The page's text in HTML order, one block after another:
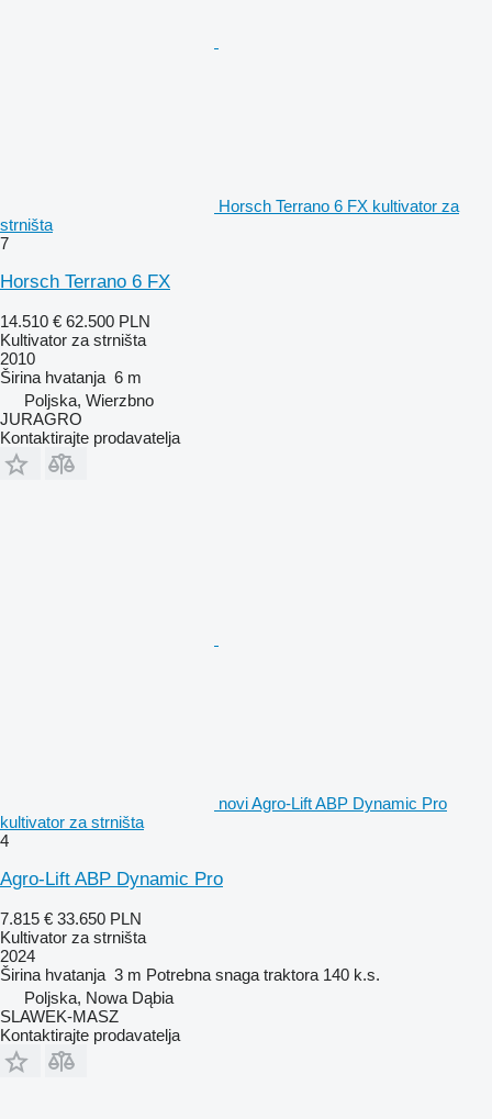
Horsch Terrano 6 FX kultivator za
strništa
7
Horsch Terrano 6 FX
14.510 € 62.500 PLN
Kultivator za strništa
2010
Širina hvatanja 6 m
Poljska, Wierzbno
JURAGRO
Kontaktirajte prodavatelja
novi Agro-Lift ABP Dynamic Pro
kultivator za strništa
4
Agro-Lift ABP Dynamic Pro
7.815 € 33.650 PLN
Kultivator za strništa
2024
Širina hvatanja 3 m Potrebna snaga traktora 140 k.s.
Poljska, Nowa Dąbia
SLAWEK-MASZ
Kontaktirajte prodavatelja